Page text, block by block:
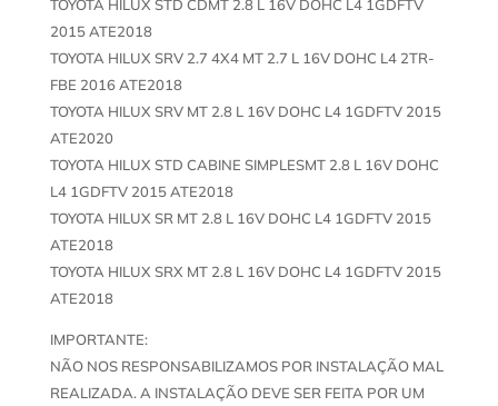
TOYOTA HILUX STD CDMT 2.8 L 16V DOHC L4 1GDFTV
2015 ATE2018
TOYOTA HILUX SRV 2.7 4X4 MT 2.7 L 16V DOHC L4 2TR-
FBE 2016 ATE2018
TOYOTA HILUX SRV MT 2.8 L 16V DOHC L4 1GDFTV 2015
ATE2020
TOYOTA HILUX STD CABINE SIMPLESMT 2.8 L 16V DOHC
L4 1GDFTV 2015 ATE2018
TOYOTA HILUX SR MT 2.8 L 16V DOHC L4 1GDFTV 2015
ATE2018
TOYOTA HILUX SRX MT 2.8 L 16V DOHC L4 1GDFTV 2015
ATE2018
IMPORTANTE:
NÃO NOS RESPONSABILIZAMOS POR INSTALAÇÃO MAL
REALIZADA. A INSTALAÇÃO DEVE SER FEITA POR UM